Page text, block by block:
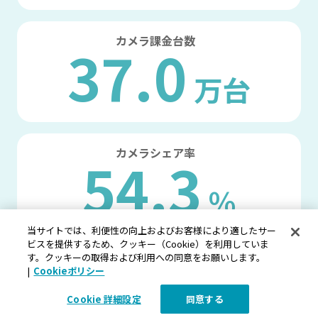
カメラ課金台数
37.0 万台
カメラシェア率
54.3%
※テクノ・システム・リサーチ社調べ「ネットワークカメラのクラウド録
画サービス市場調査（2025）」より、エンジン別カメラ登録台数ベースの
当サイトでは、利便性の向上およびお客様により適したサー
ビスを提供するため、クッキー（Cookie）を利用していま
す。クッキーの取得および利用への同意をお願いします。
| Cookieポリシー
Cookie 詳細設定 同意する